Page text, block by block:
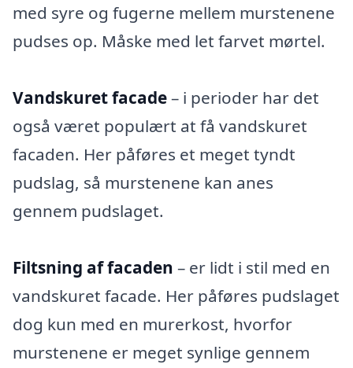
med syre og fugerne mellem murstenene
pudses op. Måske med let farvet mørtel.
Vandskuret facade– i perioder har det
også været populært at få vandskuret
facaden. Her påføres et meget tyndt
pudslag, så murstenene kan anes
gennem pudslaget.
Filtsning af facaden – er lidt i stil med en
vandskuret facade. Her påføres pudslaget
dog kun med en murerkost, hvorfor
murstenene er meget synlige gennem